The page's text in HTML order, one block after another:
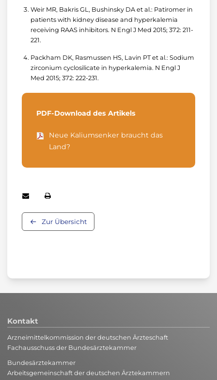
Weir MR, Bakris GL, Bushinsky DA et al.: Patiromer in
patients with kidney disease and hyperkalemia
receiving RAAS inhibitors. N Engl J Med 2015; 372: 211-
221.
Packham DK, Rasmussen HS, Lavin PT et al.: Sodium
zirconium cyclosilicate in hyperkalemia. N Engl J
Med 2015; 372: 222-231.
PDF-Download des Artikels
Neue Kaliumsenker braucht das
Land?
Zur Übersicht
Kontakt
Arzneimittelkommission der deutschen Ärzteschaft
Fachausschuss der Bundesärztekammer
Bundesärztekammer
Arbeitsgemeinschaft der deutschen Ärztekammern